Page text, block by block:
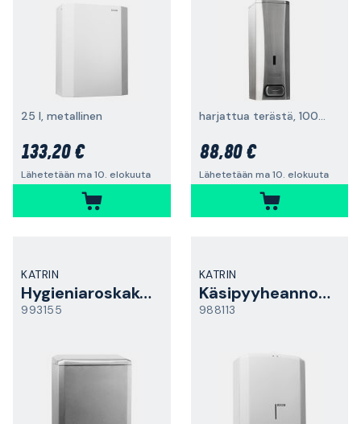
25 l, metallinen
133,20 €
Lähetetään ma 10. elokuuta
harjattua terästä, 1000 ml
88,80 €
Lähetetään ma 10. elokuuta
KATRIN
Hygieniaroskakori
993155
KATRIN
Käsipyyheannostelija
988113